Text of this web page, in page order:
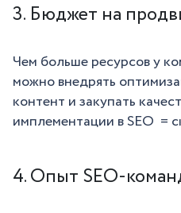
3. Бюджет на
Чем больше ресурсов у
можно внедрять
контент и закупать
имплементации в SEO =
4. Опыт SEO-